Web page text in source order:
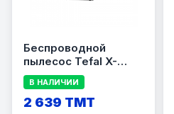
Беспроводной
пылесос Tefal X-
Nano Essential
TY1129WO
В НАЛИЧИИ
2 639 TMT